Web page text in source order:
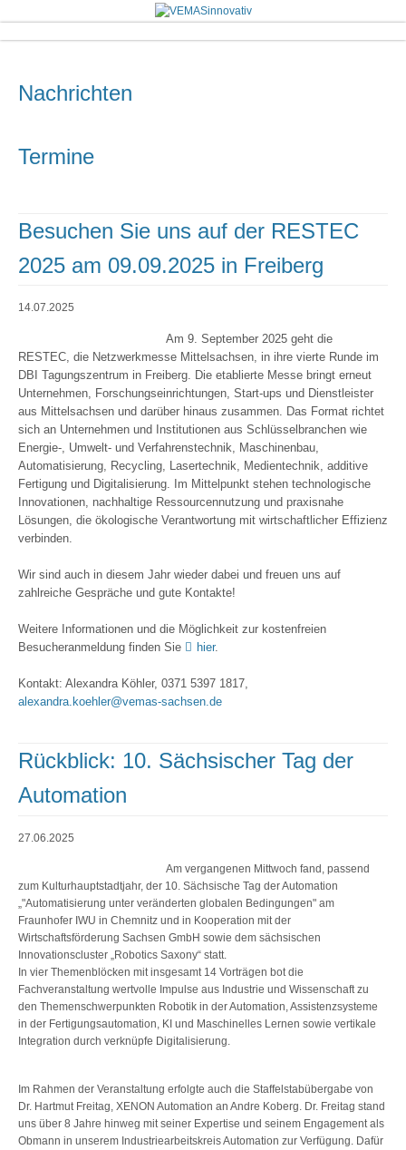
Nachrichten
Termine
Besuchen Sie uns auf der RESTEC
2025 am 09.09.2025 in Freiberg
14.07.2025
Am 9. September 2025 geht die
RESTEC, die Netzwerkmesse Mittelsachsen, in ihre vierte Runde im
DBI Tagungszentrum in Freiberg. Die etablierte Messe bringt erneut
Unternehmen, Forschungseinrichtungen, Start-ups und Dienstleister
aus Mittelsachsen und darüber hinaus zusammen. Das Format richtet
sich an Unternehmen und Institutionen aus Schlüsselbranchen wie
Energie-, Umwelt- und Verfahrenstechnik, Maschinenbau,
Automatisierung, Recycling, Lasertechnik, Medientechnik, additive
Fertigung und Digitalisierung. Im Mittelpunkt stehen technologische
Innovationen, nachhaltige Ressourcennutzung und praxisnahe
Lösungen, die ökologische Verantwortung mit wirtschaftlicher Effizienz
verbinden.
Wir sind auch in diesem Jahr wieder dabei und freuen uns auf
zahlreiche Gespräche und gute Kontakte!
Weitere Informationen und die Möglichkeit zur kostenfreien
Besucheranmeldung finden Sie
hier.
Kontakt: Alexandra Köhler, 0371 5397 1817,
alexandra.koehler@vemas-sachsen.de
Rückblick: 10. Sächsischer Tag der
Automation
27.06.2025
Am vergangenen Mittwoch fand, passend
zum Kulturhauptstadtjahr, der 10. Sächsische Tag der Automation
„"Automatisierung unter veränderten globalen Bedingungen" am
Fraunhofer IWU in Chemnitz und in Kooperation mit der
Wirtschaftsförderung Sachsen GmbH sowie dem sächsischen
Innovationscluster „Robotics Saxony“ statt.
In vier Themenblöcken mit insgesamt 14 Vorträgen bot die
Fachveranstaltung wertvolle Impulse aus Industrie und Wissenschaft zu
den Themenschwerpunkten Robotik in der Automation, Assistenzsysteme
in der Fertigungsautomation, KI und Maschinelles Lernen sowie vertikale
Integration durch verknüpfe Digitalisierung.
Im Rahmen der Veranstaltung erfolgte auch die Staffelstabübergabe von
Dr. Hartmut Freitag, XENON Automation an Andre Koberg. Dr. Freitag stand
uns über 8 Jahre hinweg mit seiner Expertise und seinem Engagement als
Obmann in unserem Industriearbeitskreis Automation zur Verfügung. Dafür